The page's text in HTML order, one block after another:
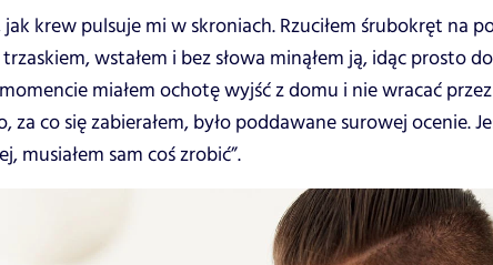
jak krew pulsuje mi w skroniach. Rzuciłem śrubokręt na
wstałem i bez słowa minąłem ją, idąc prosto
miałem ochotę wyjść z domu i nie wracać
za co się zabierałem, było poddawane surowej ocenie.
musiałem sam coś zrobić”.